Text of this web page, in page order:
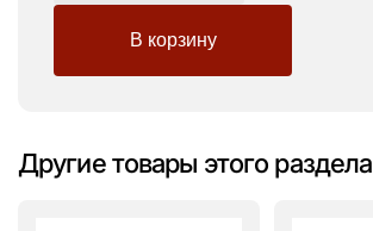
Другие товары этого раздела